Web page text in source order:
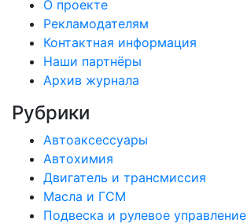
О проекте
Рекламодателям
Контактная информация
Наши партнёры
Архив журнала
Рубрики
Автоаксессуары
Автохимия
Двигатель и трансмиссия
Масла и ГСМ
Подвеска и рулевое управление